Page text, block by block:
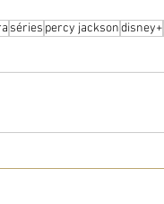
séries percy jacksondisney+